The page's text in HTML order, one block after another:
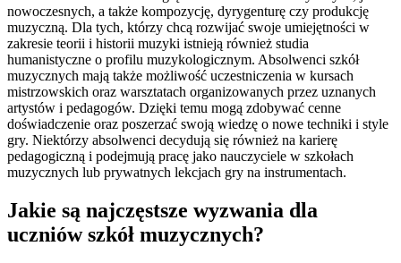
nowoczesnych, a także kompozycję, dyrygenturę czy produkcję
muzyczną. Dla tych, którzy chcą rozwijać swoje umiejętności w
zakresie teorii i historii muzyki istnieją również studia
humanistyczne o profilu muzykologicznym. Absolwenci szkół
muzycznych mają także możliwość uczestniczenia w kursach
mistrzowskich oraz warsztatach organizowanych przez uznanych
artystów i pedagogów. Dzięki temu mogą zdobywać cenne
doświadczenie oraz poszerzać swoją wiedzę o nowe techniki i style
gry. Niektórzy absolwenci decydują się również na karierę
pedagogiczną i podejmują pracę jako nauczyciele w szkołach
muzycznych lub prywatnych lekcjach gry na instrumentach.
Jakie są najczęstsze wyzwania dla
uczniów szkół muzycznych?